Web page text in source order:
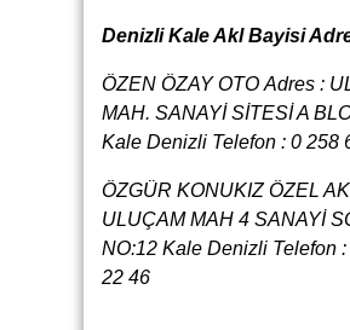
Denizli Kale Akl Bayisi
ÖZEN ÖZAY OTO Adres :
MAH. SANAYİ SİTESİ A
Kale Denizli Telefon : 0 258
ÖZGÜR KONUKIZ ÖZEL
ULUÇAM MAH 4 SANAYİ
NO:12 Kale Denizli Telefon
22 46